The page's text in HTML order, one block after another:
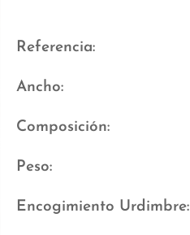
Referencia
Ancho
Composición
Peso
Encogimiento Urdimbre